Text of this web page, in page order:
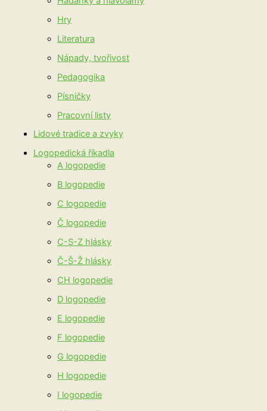
Hry
Literatura
Nápady, tvořivost
Pedagogika
Písničky
Pracovní listy
Lidové tradice a zvyky
Logopedická říkadla
A logopedie
B logopedie
C logopedie
Č logopedie
C-S-Z hlásky
Č-Š-Ž hlásky
CH logopedie
D logopedie
E logopedie
F logopedie
G logopedie
H logopedie
I logopedie